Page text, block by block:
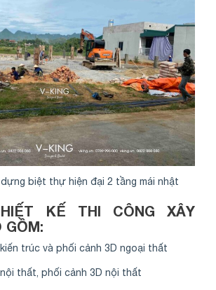
biệt thự hiện đại 2 tầng mái nhật
KẾ THI CÔNG XÂY
GỒM:
trúc và phối cảnh 3D ngoại thất
thất, phối cảnh 3D nội thất